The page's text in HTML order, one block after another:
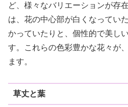
ど、様々なバリエーションが存
は、花の中心部が白くなってい
かっていたりと、個性的で美し
す。これらの色彩豊かな花々が
ます。
草丈と葉